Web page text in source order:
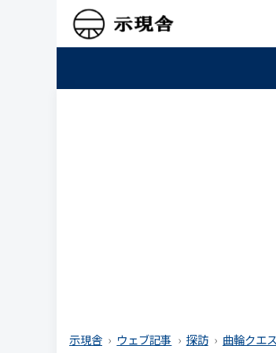
示現舎 ウェブ記事 探訪 曲輪クエ